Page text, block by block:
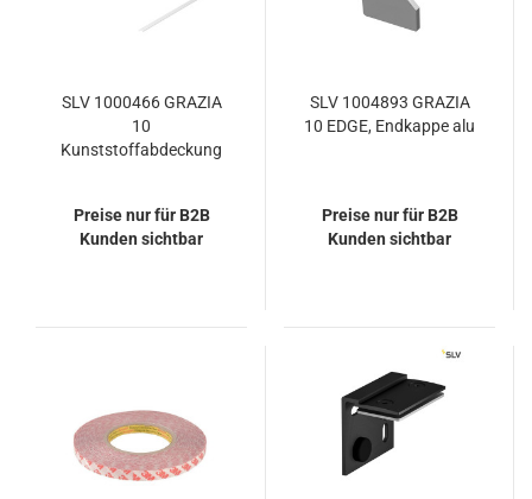
SLV 1000466 GRAZIA
10
Kunststoffabdeckung
Preise nur für B2B
Kunden sichtbar
SLV 1004893 GRAZIA
10 EDGE, Endkappe alu
Preise nur für B2B
Kunden sichtbar